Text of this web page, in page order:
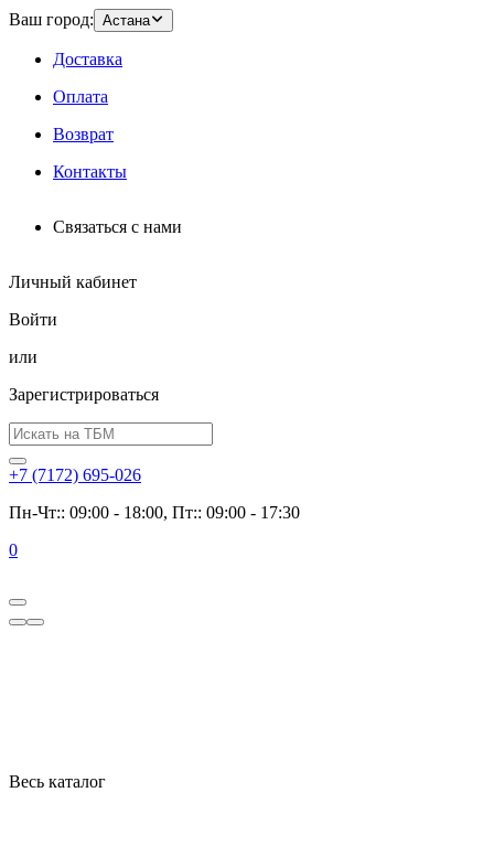
Ваш город: Астана
Доставка
Оплата
Возврат
Контакты
Связаться с нами
Личный кабинет
Войти
или
Зарегистрироваться
+7 (7172) 695-026
Пн-Чт:: 09:00 - 18:00, Пт:: 09:00 - 17:30
0
Весь каталог